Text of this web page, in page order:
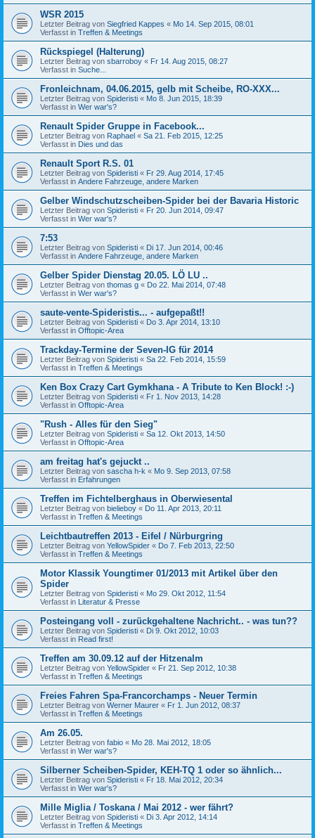
WSR 2015
Letzter Beitrag von Siegfried Kappes « Mo 14. Sep 2015, 08:01
Verfasst in Treffen & Meetings
Rückspiegel (Halterung)
Letzter Beitrag von sbarroboy « Fr 14. Aug 2015, 08:27
Verfasst in Suche...
Fronleichnam, 04.06.2015, gelb mit Scheibe, RO-XXX...
Letzter Beitrag von Spideristi « Mo 8. Jun 2015, 18:39
Verfasst in Wer war's?
Renault Spider Gruppe in Facebook...
Letzter Beitrag von Raphael « Sa 21. Feb 2015, 12:25
Verfasst in Dies und das
Renault Sport R.S. 01
Letzter Beitrag von Spideristi « Fr 29. Aug 2014, 17:45
Verfasst in Andere Fahrzeuge, andere Marken
Gelber Windschutzscheiben-Spider bei der Bavaria Historic
Letzter Beitrag von Spideristi « Fr 20. Jun 2014, 09:47
Verfasst in Wer war's?
7:53
Letzter Beitrag von Spideristi « Di 17. Jun 2014, 00:46
Verfasst in Andere Fahrzeuge, andere Marken
Gelber Spider Dienstag 20.05. LÖ LU ..
Letzter Beitrag von thomas g « Do 22. Mai 2014, 07:48
Verfasst in Wer war's?
saute-vente-Spideristis... - aufgepaßt!!
Letzter Beitrag von Spideristi « Do 3. Apr 2014, 13:10
Verfasst in Offtopic-Area
Trackday-Termine der Seven-IG für 2014
Letzter Beitrag von Spideristi « Sa 22. Feb 2014, 15:59
Verfasst in Treffen & Meetings
Ken Box Crazy Cart Gymkhana - A Tribute to Ken Block! :-)
Letzter Beitrag von Spideristi « Fr 1. Nov 2013, 14:28
Verfasst in Offtopic-Area
"Rush - Alles für den Sieg"
Letzter Beitrag von Spideristi « Sa 12. Okt 2013, 14:50
Verfasst in Offtopic-Area
am freitag hat's gejuckt ..
Letzter Beitrag von sascha h-k « Mo 9. Sep 2013, 07:58
Verfasst in Erfahrungen
Treffen im Fichtelberghaus in Oberwiesental
Letzter Beitrag von bielieboy « Do 11. Apr 2013, 20:11
Verfasst in Treffen & Meetings
Leichtbautreffen 2013 - Eifel / Nürburgring
Letzter Beitrag von YellowSpider « Do 7. Feb 2013, 22:50
Verfasst in Treffen & Meetings
Motor Klassik Youngtimer 01/2013 mit Artikel über den
Spider
Letzter Beitrag von Spideristi « Mo 29. Okt 2012, 11:54
Verfasst in Literatur & Presse
Posteingang voll - zurückgehaltene Nachricht.. - was tun??
Letzter Beitrag von Spideristi « Di 9. Okt 2012, 10:03
Verfasst in Read first!
Treffen am 30.09.12 auf der Hitzenalm
Letzter Beitrag von YellowSpider « Fr 21. Sep 2012, 10:38
Verfasst in Treffen & Meetings
Freies Fahren Spa-Francorchamps - Neuer Termin
Letzter Beitrag von Werner Maurer « Fr 1. Jun 2012, 08:37
Verfasst in Treffen & Meetings
Am 26.05.
Letzter Beitrag von fabio « Mo 28. Mai 2012, 18:05
Verfasst in Wer war's?
Silberner Scheiben-Spider, KEH-TQ 1 oder so ähnlich...
Letzter Beitrag von Spideristi « Fr 18. Mai 2012, 20:34
Verfasst in Wer war's?
Mille Miglia / Toskana / Mai 2012 - wer fährt?
Letzter Beitrag von Spideristi « Di 3. Apr 2012, 14:14
Verfasst in Treffen & Meetings